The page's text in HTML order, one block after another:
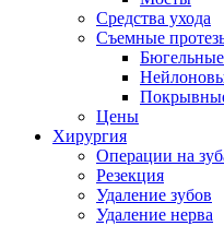
Средства ухода
Съемные
Бюгельные
Цены
Хирургия
Операции на
Резекция
Удаление зубов
Удаление нерва